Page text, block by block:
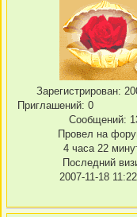
Зарегистрирован:
Приглашений: 0
Сообщений:
Провел на
4 часа 22
Последний
2007-11-18